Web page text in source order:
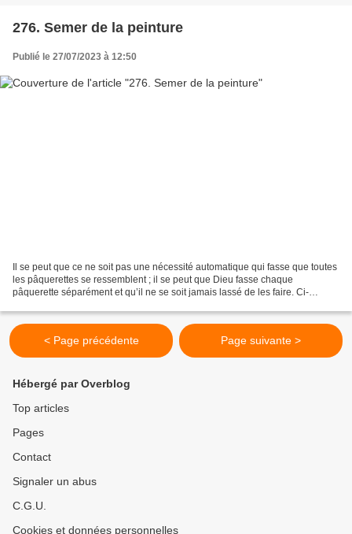
276. Semer de la peinture
Publié le 27/07/2023 à 12:50
Il se peut que ce ne soit pas une nécessité automatique qui fasse que toutes
les pâquerettes se ressemblent ; il se peut que Dieu fasse chaque
pâquerette séparément et qu’il ne se soit jamais lassé de les faire. Ci-
< Page précédente Page suivante >
Hébergé par Overblog
Top articles
Pages
Contact
Signaler un abus
C.G.U.
Cookies et données personnelles